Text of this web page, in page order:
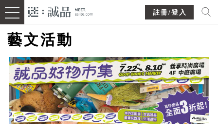
註冊/登入
藝文活動